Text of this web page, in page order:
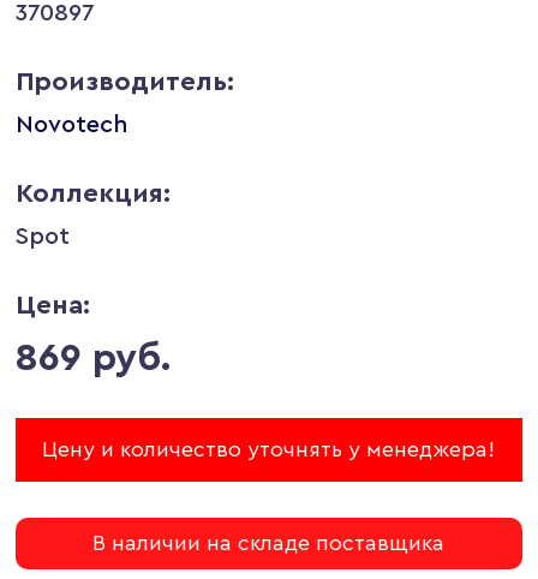
370897
Производитель:
Novotech
Коллекция:
Spot
Цена:
869 руб.
Цену и количество уточнять у менеджера!
В наличии на складе поставщика